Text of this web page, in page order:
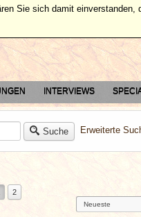
INTERVIEWS
Suche Erweiterte
2
Sie sich damit